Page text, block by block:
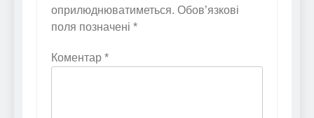
оприлюднюватиметься. Обов’язкові
поля позначені *
Коментар *